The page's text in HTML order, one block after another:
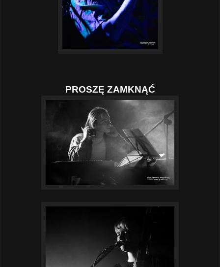
PROSZĘ ZAMKNĄĆ